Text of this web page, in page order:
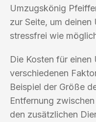
Umzugskönig
zur Seite, um
stressfrei wie
Die Kosten für einen
verschiedenen
Beispiel der Größe
Entfernung
den zusätzlichen